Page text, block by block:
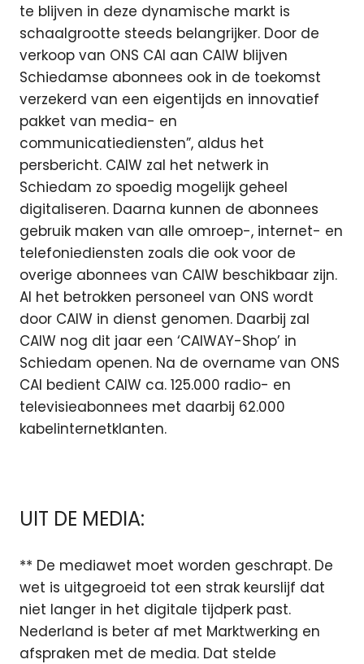
te blijven in deze dynamische markt is
schaalgrootte steeds belangrijker. Door de
verkoop van ONS CAI aan CAIW blijven
Schiedamse abonnees ook in de toekomst
verzekerd van een eigentijds en innovatief
pakket van media- en
communicatiediensten”, aldus het
persbericht. CAIW zal het netwerk in
Schiedam zo spoedig mogelijk geheel
digitaliseren. Daarna kunnen de abonnees
gebruik maken van alle omroep-, internet- en
telefoniediensten zoals die ook voor de
overige abonnees van CAIW beschikbaar zijn.
Al het betrokken personeel van ONS wordt
door CAIW in dienst genomen. Daarbij zal
CAIW nog dit jaar een ‘CAIWAY-Shop’ in
Schiedam openen. Na de overname van ONS
CAI bedient CAIW ca. 125.000 radio- en
televisieabonnees met daarbij 62.000
kabelinternetklanten.
UIT DE MEDIA:
** De mediawet moet worden geschrapt. De
wet is uitgegroeid tot een strak keurslijf dat
niet langer in het digitale tijdperk past.
Nederland is beter af met Marktwerking en
afspraken met de media. Dat stelde